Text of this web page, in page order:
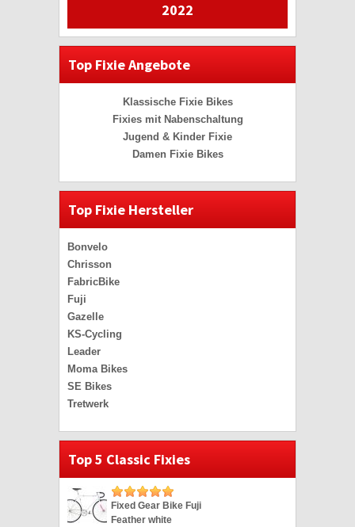
2022
Top Fixie Angebote
Klassische Fixie Bikes
Fixies mit Nabenschaltung
Jugend & Kinder Fixie
Damen Fixie Bikes
Top Fixie Hersteller
Bonvelo
Chrisson
FabricBike
Fuji
Gazelle
KS-Cycling
Leader
Moma Bikes
SE Bikes
Tretwerk
Top 5 Classic Fixies
Fixed Gear Bike Fuji
Feather white